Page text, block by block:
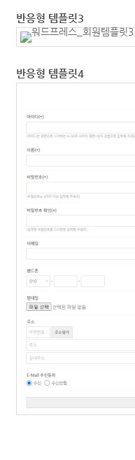
반응형 템플릿3
반응형 템플릿4